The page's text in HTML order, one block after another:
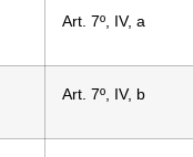
Art. 7º, IV, a
Art. 7º, IV, b